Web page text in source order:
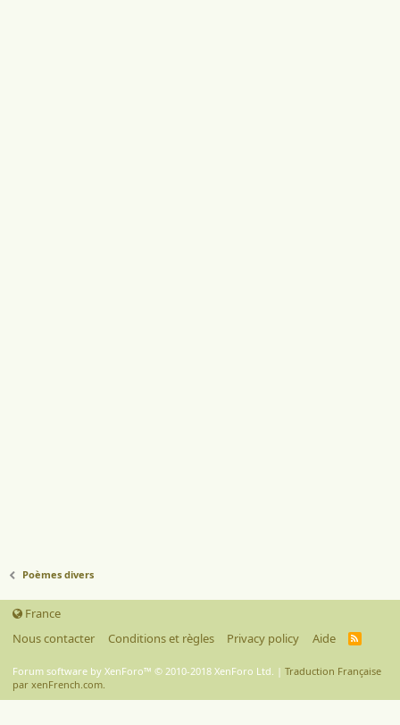
Poèmes divers
France
Nous contacter
Conditions et règles Privacy policy Aide
R
Forum software by XenForo™ © 2010-2018 XenForo Ltd. | Traduction Française
par xenFrench.com.